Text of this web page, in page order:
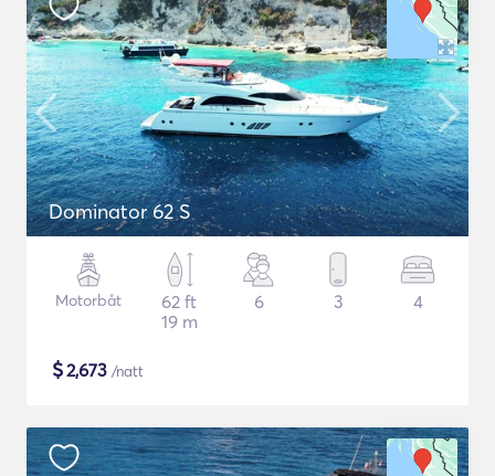
Dominator 62 S
Motorbåt
62 ft
19 m
6 3 4
$2,673 /natt